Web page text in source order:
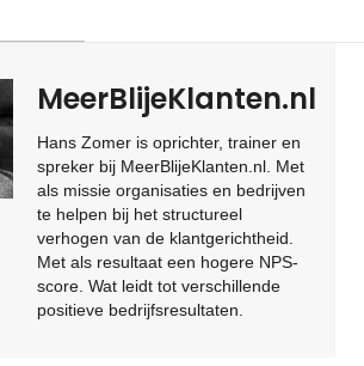
MeerBlijeKlanten.nl
Hans Zomer is oprichter, trainer en
spreker bij MeerBlijeKlanten.nl. Met
als missie organisaties en bedrijven
te helpen bij het structureel
verhogen van de klantgerichtheid.
Met als resultaat een hogere NPS-
score. Wat leidt tot verschillende
positieve bedrijfsresultaten.